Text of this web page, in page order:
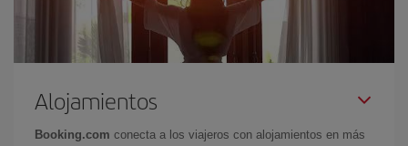
Alojamientos
Booking.com conecta a los viajeros con alojamientos en más